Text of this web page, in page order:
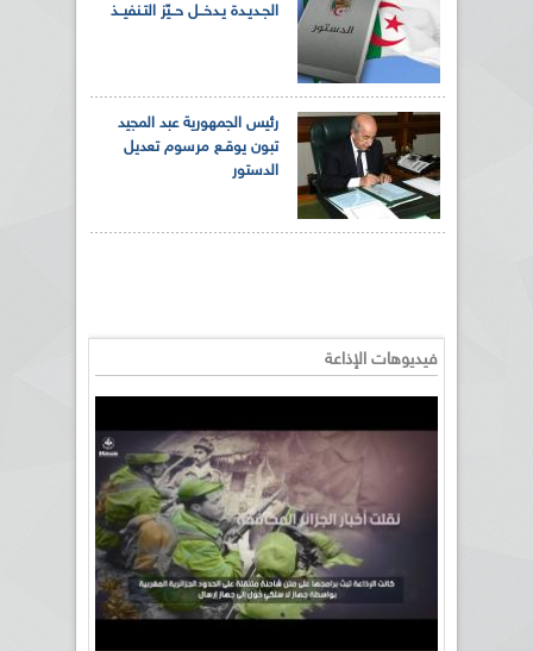
الجـديـدة يـدخــل حــيّز التـنفيــذ
رئيس الجمهورية عبد المجيد
تبون يوقـع مرسوم تعديل
الدستور
فيديوهات الإذاعة